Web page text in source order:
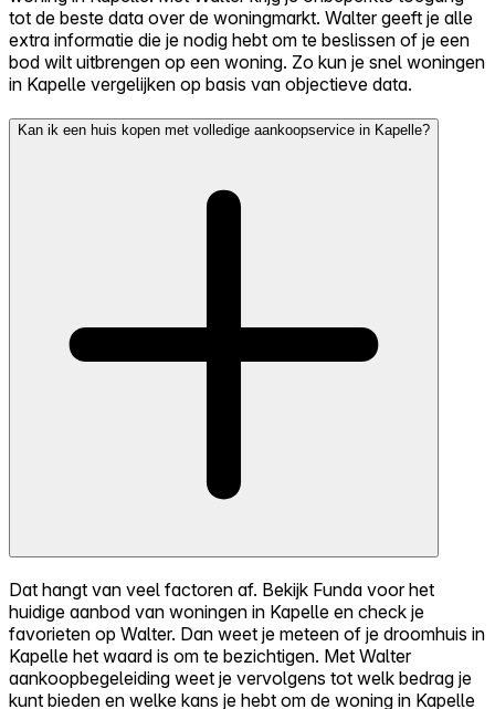
tot de beste data over de woningmarkt. Walter geeft je alle
extra informatie die je nodig hebt om te beslissen of je een
bod wilt uitbrengen op een woning. Zo kun je snel woningen
in Kapelle vergelijken op basis van objectieve data.
Kan ik een huis kopen met volledige aankoopservice in Kapelle?
Dat hangt van veel factoren af. Bekijk Funda voor het
huidige aanbod van woningen in Kapelle en check je
favorieten op Walter. Dan weet je meteen of je droomhuis in
Kapelle het waard is om te bezichtigen. Met Walter
aankoopbegeleiding weet je vervolgens tot welk bedrag je
kunt bieden en welke kans je hebt om de woning in Kapelle